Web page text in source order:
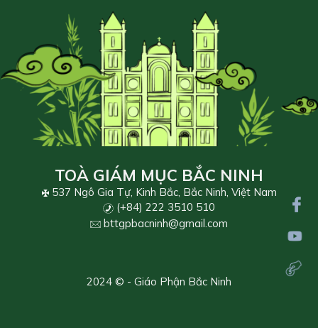
TOÀ GIÁM MỤC BẮC NINH
537 Ngô Gia Tự, Kinh Bắc, Bắc Ninh, Việt Nam
(+84) 222 3510 510
bttgpbacninh@gmail.com
2024 © - Giáo Phận Bắc Ninh